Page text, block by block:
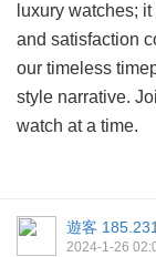
luxury watches;
and satisfaction
our timeless
style narrative.
watch at a time.
遊客
2024-1-26